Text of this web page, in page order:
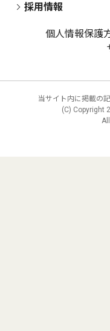
採用情報
個人情報保護
当サイト内に掲載の
(C) Copyright